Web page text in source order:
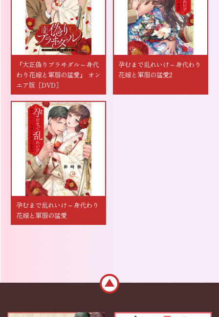
『大正偽りブラヰダル～身代
わり花嫁と軍服の猛愛』 オン
エア版［DVD］
孕むまで乱れいけ～身代わり
花嫁と軍服の猛愛2
孕むまで乱れいけ～身代わり
花嫁と軍服の猛愛